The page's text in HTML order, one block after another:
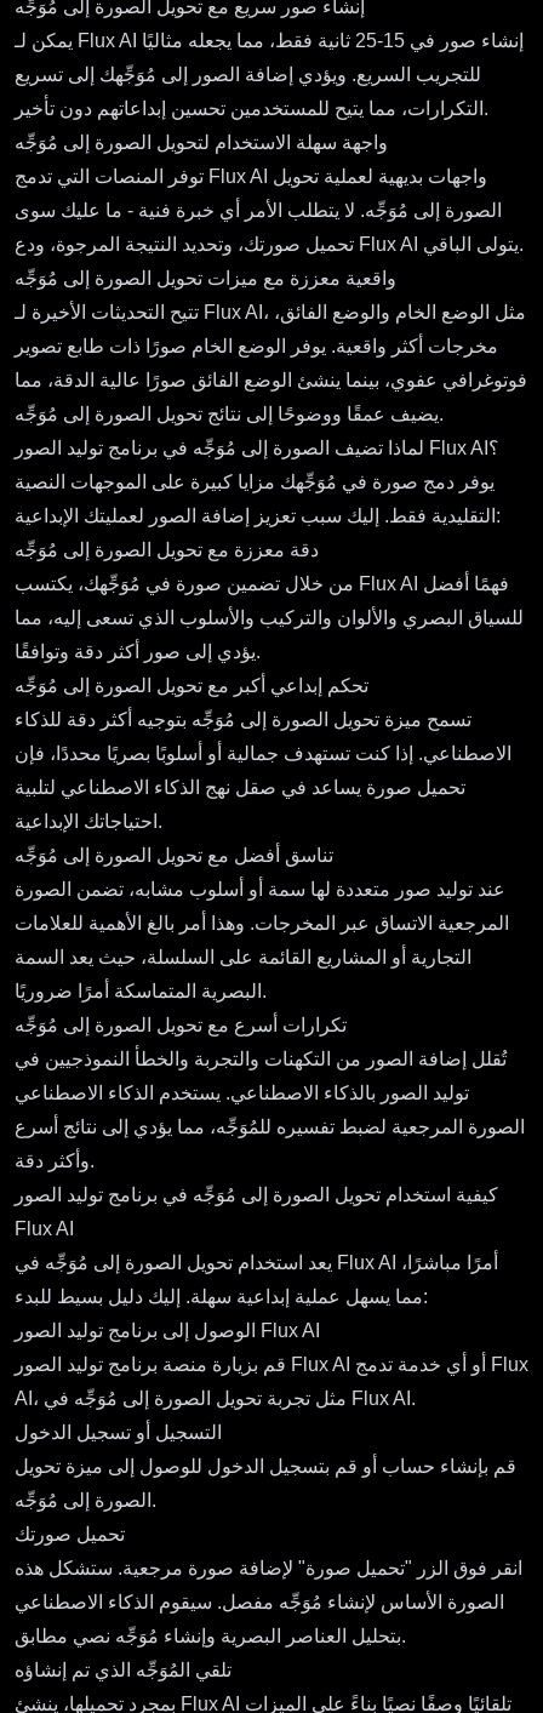
إنشاء صور سريع مع تحويل الصورة إلى مُوَجِّه
يمكن لـ Flux AI إنشاء صور في 15-25 ثانية فقط، مما يجعله مثاليًا
للتجريب السريع. ويؤدي إضافة الصور إلى مُوَجِّهك إلى تسريع
التكرارات، مما يتيح للمستخدمين تحسين إبداعاتهم دون تأخير.
واجهة سهلة الاستخدام لتحويل الصورة إلى مُوَجِّه
توفر المنصات التي تدمج Flux AI واجهات بديهية لعملية تحويل
الصورة إلى مُوَجِّه. لا يتطلب الأمر أي خبرة فنية - ما عليك سوى
تحميل صورتك، وتحديد النتيجة المرجوة، ودع Flux AI يتولى الباقي.
واقعية معززة مع ميزات تحويل الصورة إلى مُوَجِّه
تتيح التحديثات الأخيرة لـ Flux AI، مثل الوضع الخام والوضع الفائق،
مخرجات أكثر واقعية. يوفر الوضع الخام صورًا ذات طابع تصوير
فوتوغرافي عفوي، بينما ينشئ الوضع الفائق صورًا عالية الدقة، مما
يضيف عمقًا ووضوحًا إلى نتائج تحويل الصورة إلى مُوَجِّه.
لماذا تضيف الصورة إلى مُوَجِّه في برنامج توليد الصور Flux AI؟
يوفر دمج صورة في مُوَجِّهك مزايا كبيرة على الموجهات النصية
التقليدية فقط. إليك سبب تعزيز إضافة الصور لعمليتك الإبداعية:
دقة معززة مع تحويل الصورة إلى مُوَجِّه
من خلال تضمين صورة في مُوَجِّهك، يكتسب Flux AI فهمًا أفضل
للسياق البصري والألوان والتركيب والأسلوب الذي تسعى إليه، مما
يؤدي إلى صور أكثر دقة وتوافقًا.
تحكم إبداعي أكبر مع تحويل الصورة إلى مُوَجِّه
تسمح ميزة تحويل الصورة إلى مُوَجِّه بتوجيه أكثر دقة للذكاء
الاصطناعي. إذا كنت تستهدف جمالية أو أسلوبًا بصريًا محددًا، فإن
تحميل صورة يساعد في صقل نهج الذكاء الاصطناعي لتلبية
احتياجاتك الإبداعية.
تناسق أفضل مع تحويل الصورة إلى مُوَجِّه
عند توليد صور متعددة لها سمة أو أسلوب مشابه، تضمن الصورة
المرجعية الاتساق عبر المخرجات. وهذا أمر بالغ الأهمية للعلامات
التجارية أو المشاريع القائمة على السلسلة، حيث يعد السمة
البصرية المتماسكة أمرًا ضروريًا.
تكرارات أسرع مع تحويل الصورة إلى مُوَجِّه
تُقلل إضافة الصور من التكهنات والتجربة والخطأ النموذجيين في
توليد الصور بالذكاء الاصطناعي. يستخدم الذكاء الاصطناعي
الصورة المرجعية لضبط تفسيره للمُوَجِّه، مما يؤدي إلى نتائج أسرع
وأكثر دقة.
كيفية استخدام تحويل الصورة إلى مُوَجِّه في برنامج توليد الصور
Flux AI
يعد استخدام تحويل الصورة إلى مُوَجِّه في Flux AI أمرًا مباشرًا،
مما يسهل عملية إبداعية سهلة. إليك دليل بسيط للبدء:
الوصول إلى برنامج توليد الصور Flux AI
قم بزيارة منصة برنامج توليد الصور Flux AI أو أي خدمة تدمج Flux
AI، مثل تجربة تحويل الصورة إلى مُوَجِّه في Flux AI .
التسجيل أو تسجيل الدخول
قم بإنشاء حساب أو قم بتسجيل الدخول للوصول إلى ميزة تحويل
الصورة إلى مُوَجِّه.
تحميل صورتك
انقر فوق الزر "تحميل صورة" لإضافة صورة مرجعية. ستشكل هذه
الصورة الأساس لإنشاء مُوَجِّه مفصل. سيقوم الذكاء الاصطناعي
بتحليل العناصر البصرية وإنشاء مُوَجِّه نصي مطابق.
تلقي المُوَجِّه الذي تم إنشاؤه
بمجرد تحميلها، ينشئ Flux AI تلقائيًا وصفًا نصيًا بناءً على الميزات